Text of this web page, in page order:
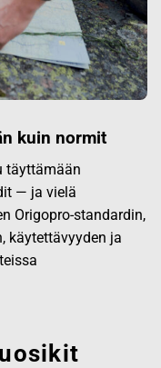
kuin normit
täyttämään
— ja vielä
Origopro-standardin,
käytettävyyden ja